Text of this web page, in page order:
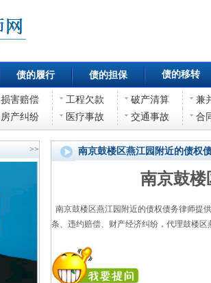
债的履行 债的担保 债的移转
损害赔偿 工程欠款 破产清算 兼
房产纠纷 医疗事故 交通事故 合
>> 南京鼓楼区燕江园附近的债权
南京鼓楼
南京鼓楼区燕江园附近的债权债务律师提
条、违约赔偿、财产经济纠纷，代理鼓楼区